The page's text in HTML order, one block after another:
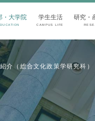
・大学院 学生生活
CAMPUS LIFE
研究・
介（総合文化政策学研究科）